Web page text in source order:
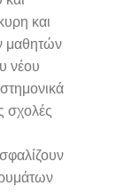
και
μαθητών
νέου
σχολές